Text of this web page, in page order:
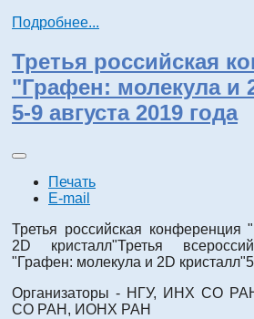
Подробнее...
Третья российская
"Графен: молекула и
5-9 августа 2019 года
Печать
E-mail
Третья российская конференция
2D кристалл"Третья
"Графен: молекула и 2D
Организаторы - НГУ, ИНХ СО
СО РАН, ИОНХ РАН